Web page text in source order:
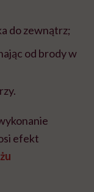
do zewnątrz;
od brody w
efekt